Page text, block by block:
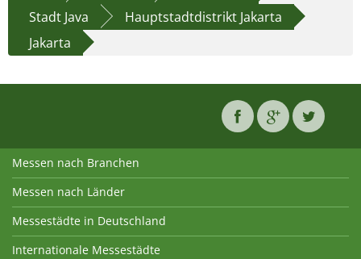
Stadt Java
Hauptstadtdistrikt Jakarta
Jakarta
Messen nach Branchen
Messen nach Länder
Messestädte in Deutschland
Internationale Messestädte